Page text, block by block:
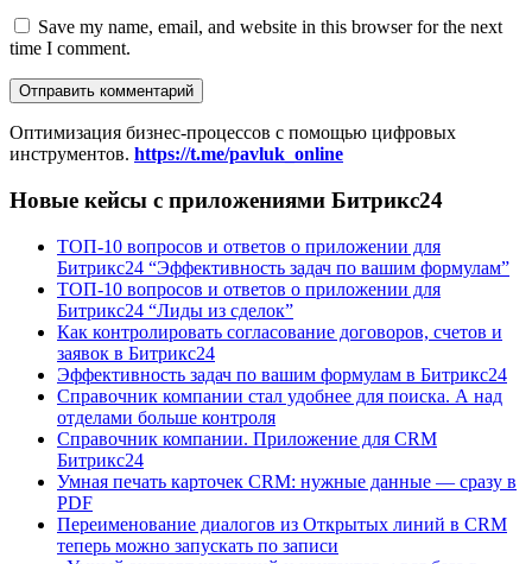
Save my name, email, and website in this browser for the next
time I comment.
Оптимизация бизнес-процессов с помощью цифровых
инструментов. https://t.me/pavluk_online
Новые кейсы с приложениями Битрикс24
ТОП-10 вопросов и ответов о приложении для
Битрикс24 “Эффективность задач по вашим формулам”
ТОП-10 вопросов и ответов о приложении для
Битрикс24 “Лиды из сделок”
Как контролировать согласование договоров, счетов и
заявок в Битрикс24
Эффективность задач по вашим формулам в Битрикс24
Справочник компании стал удобнее для поиска. А над
отделами больше контроля
Справочник компании. Приложение для CRM
Битрикс24
Умная печать карточек CRM: нужные данные — сразу в
PDF
Переименование диалогов из Открытых линий в CRM
теперь можно запускать по записи